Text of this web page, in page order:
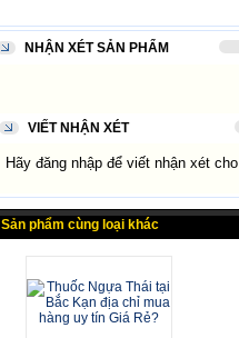
NHẬN XÉT SẢN PHẨM
VIẾT NHẬN XÉT
Hãy đăng nhập để viết nhận xét
Sản phẩm cùng loại khác